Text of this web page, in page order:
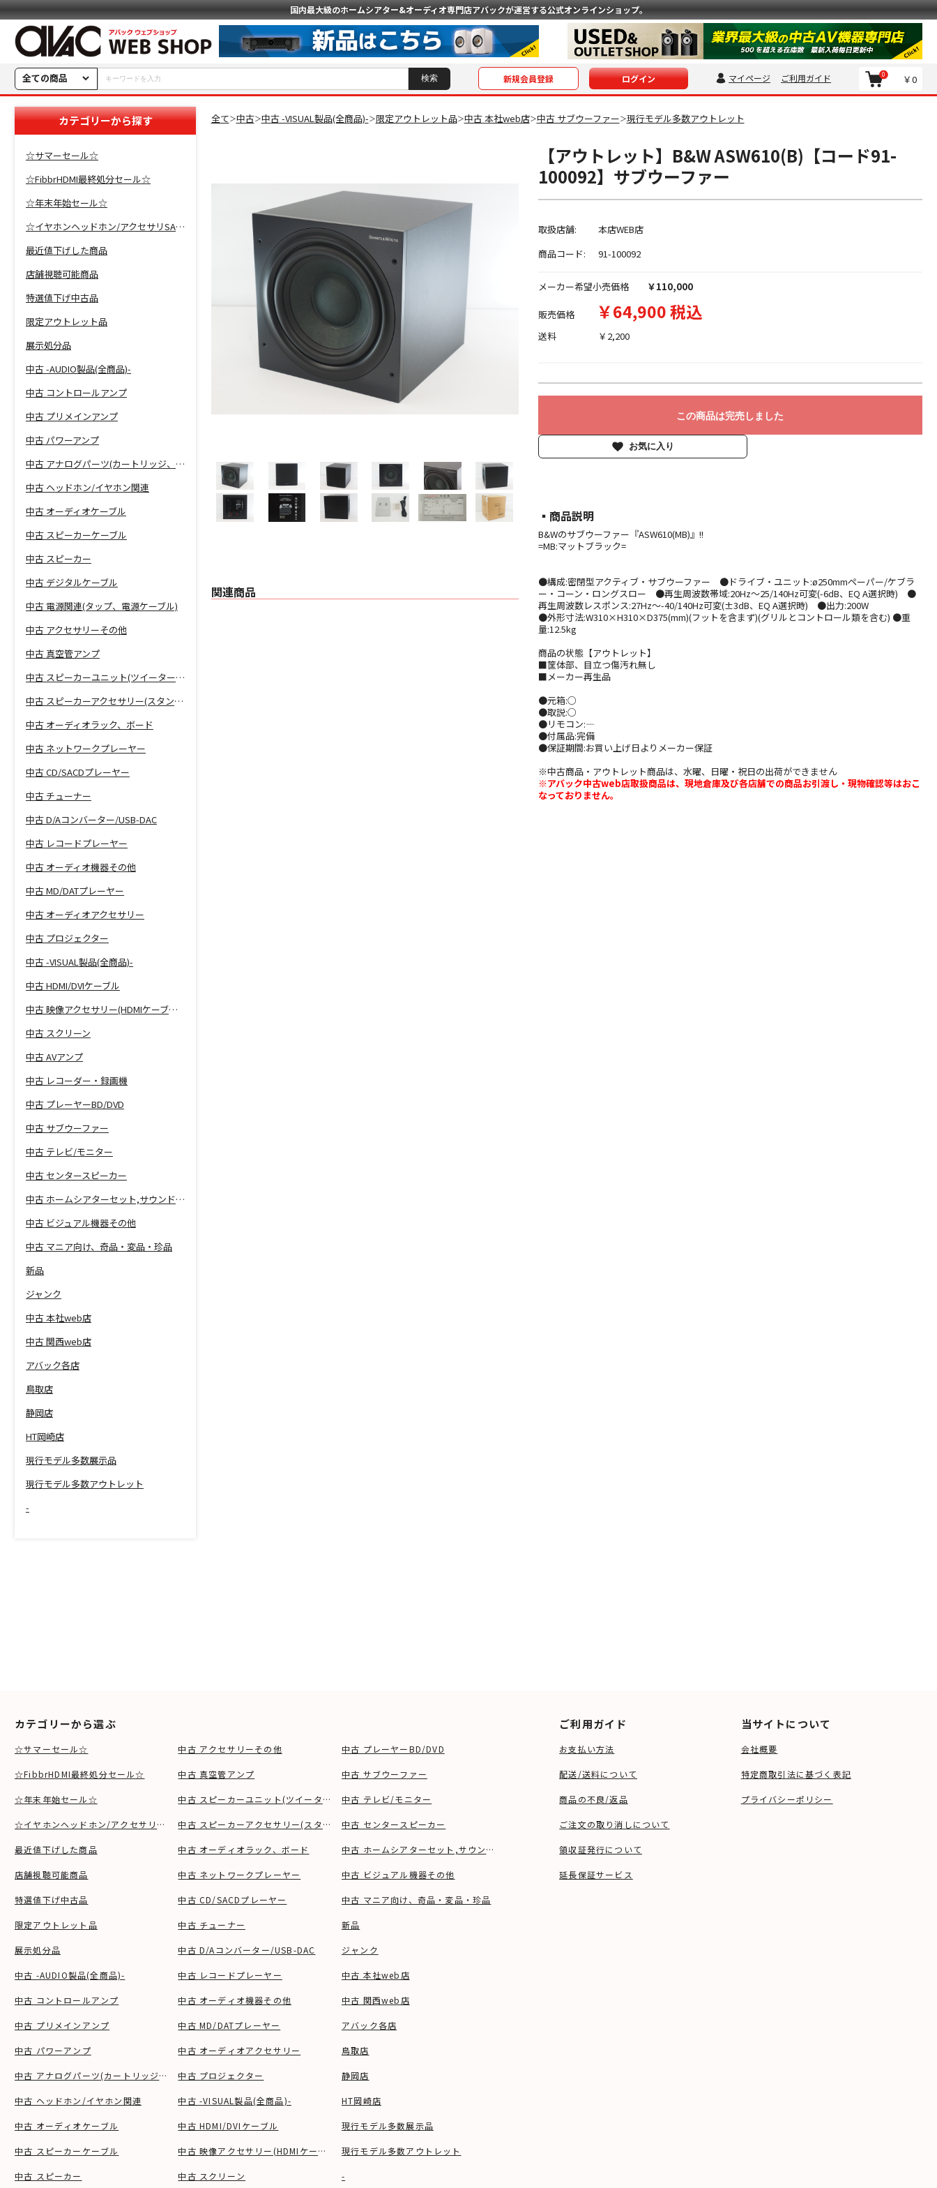
国内最大級のホームシアター&オーディオ専門店アバックが運営する公式オンラインショップ。
全ての商品 新規会員登録 ログイン マイページ ご利用ガイド ￥0
0
カテゴリーから探す
☆サマーセール☆
☆FibbrHDMI最終処分セール☆
☆年末年始セール☆
☆イヤホンヘッドホン/アクセサリSALE☆
最近値下げした商品
店舗視聴可能商品
特選値下げ中古品
限定アウトレット品
展示処分品
中古 -AUDIO製品(全商品)-
中古 コントロールアンプ
中古 プリメインアンプ
中古 パワーアンプ
中古 アナログパーツ(カートリッジ、シェル等)
中古 ヘッドホン/イヤホン関連
中古 オーディオケーブル
中古 スピーカーケーブル
中古 スピーカー
中古 デジタルケーブル
中古 電源関連(タップ、電源ケーブル)
中古 アクセサリーその他
中古 真空管アンプ
中古 スピーカーユニット(ツイーター、ウーファー等)
中古 スピーカーアクセサリー(スタンド等)
中古 オーディオラック、ボード
中古 ネットワークプレーヤー
中古 CD/SACDプレーヤー
中古 チューナー
中古 D/Aコンバーター/USB-DAC
中古 レコードプレーヤー
中古 オーディオ機器その他
中古 MD/DATプレーヤー
中古 オーディオアクセサリー
中古 プロジェクター
中古 -VISUAL製品(全商品)-
中古 HDMI/DVIケーブル
中古 映像アクセサリー(HDMIケーブル等)
中古 スクリーン
中古 AVアンプ
中古 レコーダー・録画機
中古 プレーヤーBD/DVD
中古 サブウーファー
中古 テレビ/モニター
中古 センタースピーカー
中古 ホームシアターセット,サウンドバー
中古 ビジュアル機器その他
中古 マニア向け、奇品・変品・珍品
新品
ジャンク
中古 本社web店
中古 関西web店
アバック各店
鳥取店
静岡店
HT岡崎店
現行モデル多数展示品
現行モデル多数アウトレット
-
全て＞中古＞中古 -VISUAL製品(全商品)-＞限定アウトレット品＞中古 本社web店＞中古 サブウーファー＞現行モデル多数アウトレット
関連商品
【アウトレット】B&W ASW610(B)【コード91-
100092】サブウーファー
取扱店舗:
本店WEB店
商品コード:
91-100092
メーカー希望小売価格 ￥110,000
販売価格 ￥64,900 税込
送料 ￥2,200
この商品は完売しました
お気に入り
▪︎商品説明
B&Wのサブウーファー『ASW610(MB)』!!
=MB:マットブラック=
●構成:密閉型アクティブ・サブウーファー ●ドライブ・ユニット:ø250mmペーパー/ケブラ
ー・コーン・ロングスロー ●再生周波数帯域:20Hz～25/140Hz可変(-6dB、EQ A選択時) ●
再生周波数レスポンス:27Hz～-40/140Hz可変(±3dB、EQ A選択時) ●出力:200W
●外形寸法:W310×H310×D375(mm)(フットを含まず)(グリルとコントロール類を含む) ●重
量:12.5kg
商品の状態【アウトレット】
■筐体部、目立つ傷汚れ無し
■メーカー再生品
●元箱:○
●取説:○
●リモコン:―
●付属品:完備
●保証期間:お買い上げ日よりメーカー保証
※中古商品・アウトレット商品は、水曜、日曜・祝日の出荷ができません
※アバック中古web店取扱商品は、現地倉庫及び各店舗での商品お引渡し・現物確認等はおこ
なっておりません。
カテゴリーから選ぶ
☆サマーセール☆
☆FibbrHDMI最終処分セール☆
☆年末年始セール☆
☆イヤホンヘッドホン/アクセサリSALE☆
最近値下げした商品
店舗視聴可能商品
特選値下げ中古品
限定アウトレット品
展示処分品
中古 -AUDIO製品(全商品)-
中古 コントロールアンプ
中古 プリメインアンプ
中古 パワーアンプ
中古 アナログパーツ(カートリッジ、シェル等)
中古 ヘッドホン/イヤホン関連
中古 オーディオケーブル
中古 スピーカーケーブル
中古 スピーカー
中古 アクセサリーその他
中古 真空管アンプ
中古 スピーカーユニット(ツイーター、ウーファー等)
中古 スピーカーアクセサリー(スタンド等)
中古 オーディオラック、ボード
中古 ネットワークプレーヤー
中古 CD/SACDプレーヤー
中古 チューナー
中古 D/Aコンバーター/USB-DAC
中古 レコードプレーヤー
中古 オーディオ機器その他
中古 MD/DATプレーヤー
中古 オーディオアクセサリー
中古 プロジェクター
中古 -VISUAL製品(全商品)-
中古 HDMI/DVIケーブル
中古 映像アクセサリー(HDMIケーブル等)
中古 スクリーン
中古 プレーヤーBD/DVD
中古 サブウーファー
中古 テレビ/モニター
中古 センタースピーカー
中古 ホームシアターセット,サウンドバー
中古 ビジュアル機器その他
中古 マニア向け、奇品・変品・珍品
新品
ジャンク
中古 本社web店
中古 関西web店
アバック各店
鳥取店
静岡店
HT岡崎店
現行モデル多数展示品
現行モデル多数アウトレット
-
ご利用ガイド
お支払い方法
配送/送料について
商品の不良/返品
ご注文の取り消しについて
領収証発行について
延長保証サービス
当サイトについて
会社概要
特定商取引法に基づく表記
プライバシーポリシー